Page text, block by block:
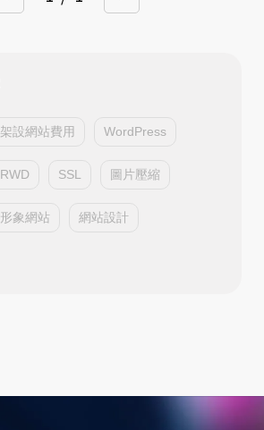
架設網站費用 WordPress
RWD SSL 圖片壓縮
形象網站 網站設計